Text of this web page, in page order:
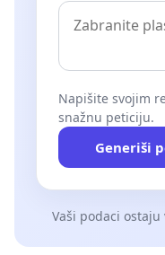
Napišite svojim
snažnu peticiju.
Generiši
Vaši podaci ostaju